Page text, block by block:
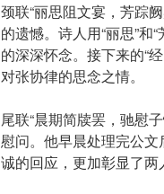
颈联“丽思阻文宴，芳踪
的遗憾。诗人用“丽思”和
的深深怀念。接下来的“
对张协律的思念之情。
尾联“晨期简牍罢，驰慰
慰问。他早晨处理完公
诚的回应，更加彰显了两